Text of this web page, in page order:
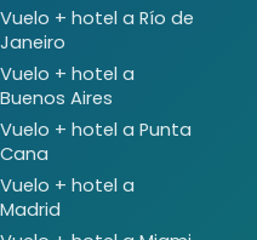
Vuelo + hotel a Río de
Janeiro
Vuelo + hotel a
Buenos Aires
Vuelo + hotel a Punta
Cana
Vuelo + hotel a
Madrid